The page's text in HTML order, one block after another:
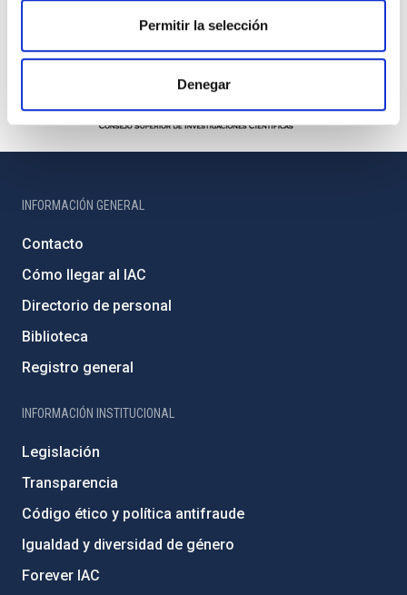
Permitir la selección
Denegar
INFORMACIÓN GENERAL
Contacto
Cómo llegar al IAC
Directorio de personal
Biblioteca
Registro general
INFORMACIÓN INSTITUCIONAL
Legislación
Transparencia
Código ético y política antifraude
Igualdad y diversidad de género
Forever IAC